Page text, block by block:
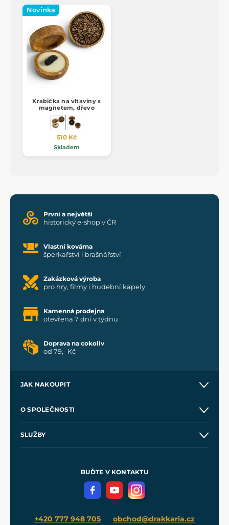
Novinka
Krabička na vltavíny s
magnetem, dřevo
510 Kč
Skladem
První a největší
historický e-shop v ČR
Vlastní kovárna
šperkařství i brašnářství
Zakázková výroba
pro hry, filmy i hudební kapely
Kamenná prodejna
otevřena 7 dní v týdnu
Doprava na cokoliv
od 79,- Kč
JAK NAKOUPIT
Velkoobchod
O SPOLEČNOSTI
SLUŽBY
Meče pro Kingdom Come
BUĎTE V KONTAKTU
+420 777 948 705 obchod@drakkaria.cz